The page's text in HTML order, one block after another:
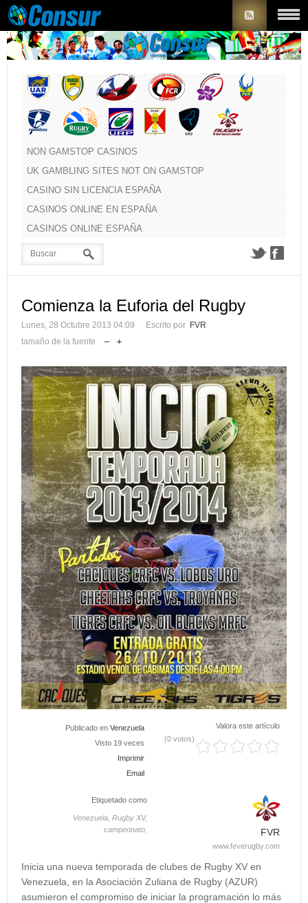
NON GAMSTOP CASINOS
UK GAMBLING SITES NOT ON GAMSTOP
CASINO SIN LICENCIA ESPAÑA
CASINOS ONLINE EN ESPAÑA
CASINOS ONLINE ESPAÑA
Comienza la Euforia del Rugby
Lunes, 28 Octubre 2013 04:09 Escrito por FVR
tamaño de la fuente
Publicado en Venezuela
Visto 19 veces
Imprimir
Email
Valora este artículo
(0 votos)
Etiquetado como
Venezuela, Rugby XV,
campeonato,
FVR
www.feverugby.com
Inicia una nueva temporada de clubes de Rugby XV en
Venezuela, en la Asociación Zuliana de Rugby (AZUR)
asumieron el compromiso de iniciar la programación lo más